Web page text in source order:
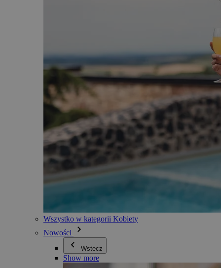
Wszystko w kategorii Kobiety
Nowości
Wstecz
Show more